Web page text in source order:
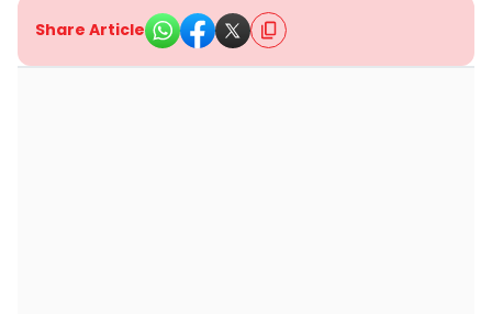
Share Article